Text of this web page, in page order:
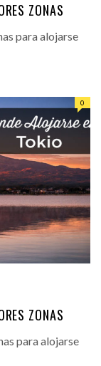
ZONAS
para alojarse
0
ZONAS
para alojarse